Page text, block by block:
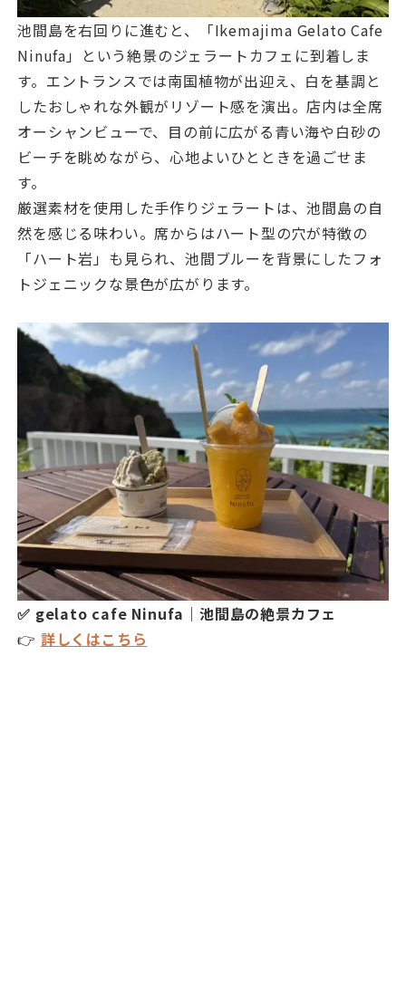
池間島を右回りに進むと、「Ikemajima Gelato Cafe
Ninufa」という絶景のジェラートカフェに到着しま
す。エントランスでは南国植物が出迎え、白を基調と
したおしゃれな外観がリゾート感を演出。店内は全席
オーシャンビューで、目の前に広がる青い海や白砂の
ビーチを眺めながら、心地よいひとときを過ごせま
す。
厳選素材を使用した手作りジェラートは、池間島の自
然を感じる味わい。席からはハート型の穴が特徴の
「ハート岩」も見られ、池間ブルーを背景にしたフォ
トジェニックな景色が広がります。
✅ gelato cafe Ninufa｜池間島の絶景カフェ
👉 詳しくはこちら